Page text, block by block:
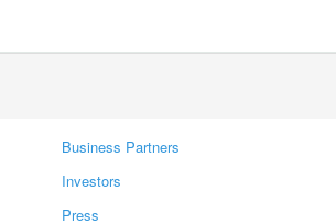
Business Partners
Investors
Press